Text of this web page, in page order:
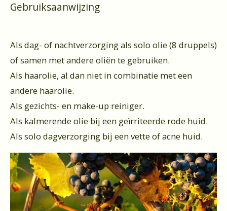
Gebruiksaanwijzing
Als dag- of nachtverzorging als solo olie (8 druppels)
of samen met andere oliën te gebruiken.
Als haarolie, al dan niet in combinatie met een
andere haarolie.
Als gezichts- en make-up reiniger.
Als kalmerende olie bij een geïrriteerde rode huid.
Als solo dagverzorging bij een vette of acne huid.